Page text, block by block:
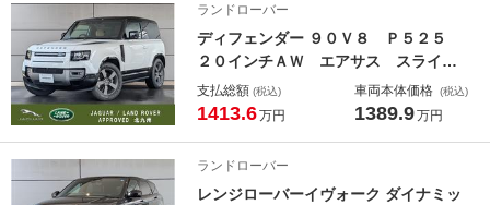
乗 ホイールアーチプロテクション
ランドローバー
ディフェンダー ９０Ｖ８ Ｐ５２５
２０インチＡＷ エアサス スライデ
ィングパノラミックルーフ シートヒ
ーター＆シートベンチレーション ヘ
ィアサラウンドサウンドシステム
支払総額 (税込)
1413.6万円
車両本体価格 (税込)
1389.9万円
ランドローバー
レンジローバーイヴォーク ダイナミッ